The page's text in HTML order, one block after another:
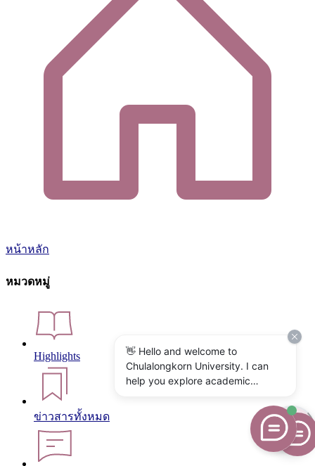
หน้าหลัก
หมวดหมู่
Highlights
ข่าวสารทั้งหมด
👋 Hello and welcome to
Chulalongkorn University. I can
help you explore academic